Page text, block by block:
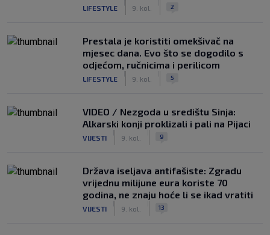
LIFESTYLE 9. kol. 2
Prestala je koristiti omekšivač na
mjesec dana. Evo što se dogodilo s
odjećom, ručnicima i perilicom
LIFESTYLE 9. kol. 5
VIDEO / Nezgoda u središtu Sinja:
Alkarski konji proklizali i pali na Pijaci
VIJESTI 9. kol. 9
Država iseljava antifašiste: Zgradu
vrijednu milijune eura koriste 70
godina, ne znaju hoće li se ikad vratiti
VIJESTI 9. kol. 13